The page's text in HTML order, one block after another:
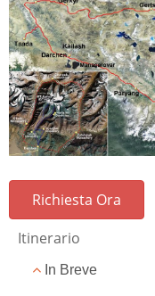
Richiesta Ora
Itinerario
In Breve